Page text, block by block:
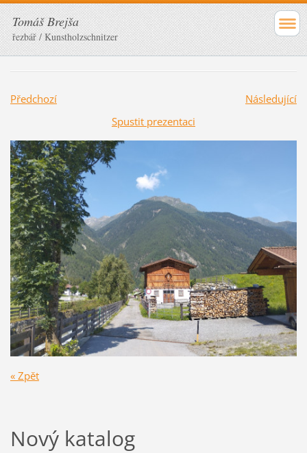
Tomáš Brejša
řezbář / Kunstholzschnitzer
Předchozí
Následující
Spustit prezentaci
« Zpět
Nový katalog